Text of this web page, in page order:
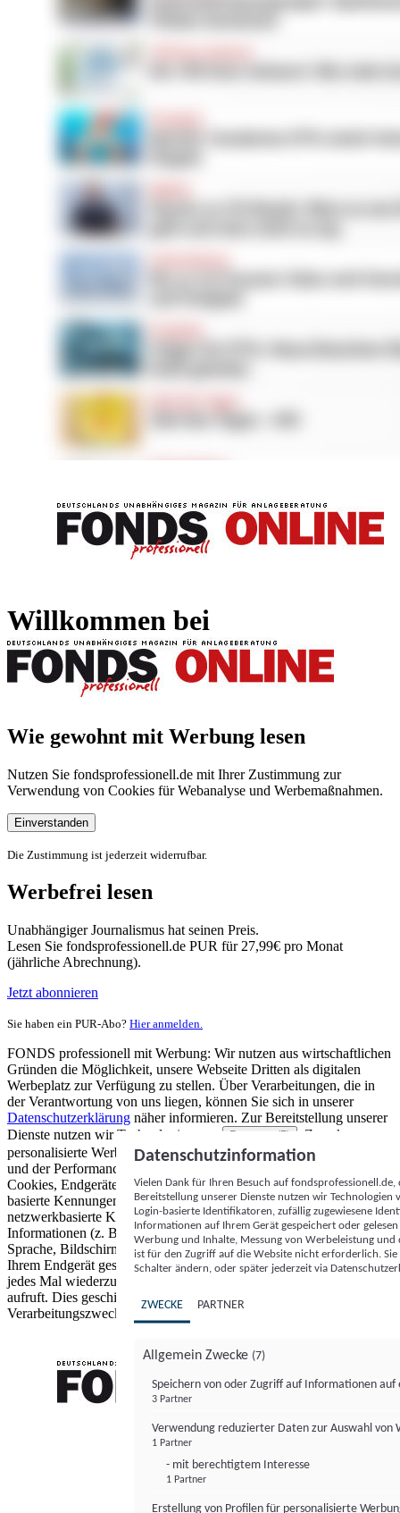
Willkommen bei
Wie gewohnt mit Werbung lesen
Nutzen Sie fondsprofessionell.de mit Ihrer Zustimmung zur
Verwendung von Cookies für Webanalyse und Werbemaßnahmen.
Einverstanden
Die Zustimmung ist jederzeit widerrufbar.
Werbefrei lesen
Unabhängiger Journalismus hat seinen Preis.
Lesen Sie fondsprofessionell.de PUR für 27,99€ pro Monat
(jährliche Abrechnung).
Jetzt abonnieren
Sie haben ein PUR-Abo? Hier anmelden.
FONDS professionell mit Werbung: Wir nutzen aus wirtschaftlichen
Gründen die Möglichkeit, unsere Webseite Dritten als digitalen
Werbeplatz zur Verfügung zu stellen. Über Verarbeitungen, die in
der Verantwortung von uns liegen, können Sie sich in unserer
Datenschutzerklärung näher informieren. Zur Bereitstellung unserer
Dienste nutzen wir Technologien von
Partnern (5)
. Zwecke:
personalisierte Werbung und Inhalte, Messung von Werbeleistung
und der Performance von Inhalten sowie Zielgruppenforschung.
Cookies, Endgeräte- oder ähnliche Online-Kennungen (z. B. login-
basierte Kennungen, zufällig generierte Kennungen,
netzwerkbasierte Kennungen) können zusammen mit anderen
Informationen (z. B. Browsertyp und Browserinformationen,
Sprache, Bildschirmgröße, unterstützte Technologien usw.) auf
Ihrem Endgerät gespeichert oder von dort ausgelesen werden, um es
jedes Mal wiederzuerkennen, wenn es eine App oder einer Webseite
aufruft. Dies geschieht für einen oder mehrere der hier aufgeführten
Verarbeitungszwecke.
Datenschutzinformation
Vielen Dank für Ihren Besuch auf
Bereitstellung unserer Dienste nutzen wir Technologien
Login-basierte Identifikatoren, zufällig zugewiesene
Informationen auf Ihrem Gerät gespeichert oder
Werbung und Inhalte, Messung von Werbeleistung
ist für den Zugriff auf die Website nicht erforderlich.
Schalter ändern, oder später jederzeit via
ZWECKE PARTNER
Allgemein Zwecke (7)
Speichern von oder Zugriff auf Informationen auf
3 Partner
Verwendung reduzierter Daten zur Auswahl von
1 Partner
- mit berechtigtem Interesse
1 Partner
Erstellung von Profilen für personalisierte
FONDS professionell